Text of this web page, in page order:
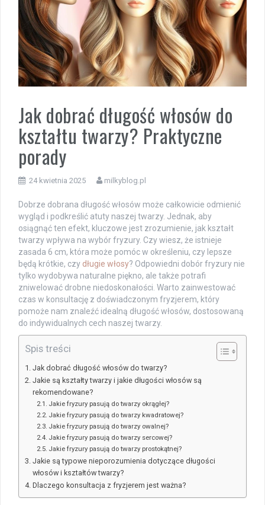
Jak dobrać długość włosów do
kształtu twarzy? Praktyczne
porady
24 kwietnia 2025 milkyblog.pl
Dobrze dobrana długość włosów może całkowicie odmienić
wygląd i podkreślić atuty naszej twarzy. Jednak, aby
osiągnąć ten efekt, kluczowe jest zrozumienie, jak kształt
twarzy wpływa na wybór fryzury. Czy wiesz, że istnieje
zasada 6 cm, która może pomóc w określeniu, czy lepsze
będą krótkie, czy długie włosy? Odpowiedni dobór fryzury nie
tylko wydobywa naturalne piękno, ale także potrafi
zniwelować drobne niedoskonałości. Warto zainwestować
czas w konsultację z doświadczonym fryzjerem, który
pomoże nam znaleźć idealną długość włosów, dostosowaną
do indywidualnych cech naszej twarzy.
Spis treści
Jak dobrać długość włosów do twarzy?
Jakie są kształty twarzy i jakie długości włosów są
rekomendowane?
Jakie fryzury pasują do twarzy okrągłej?
Jakie fryzury pasują do twarzy kwadratowej?
Jakie fryzury pasują do twarzy owalnej?
Jakie fryzury pasują do twarzy sercowej?
Jakie fryzury pasują do twarzy prostokątnej?
Jakie są typowe nieporozumienia dotyczące długości
włosów i kształtów twarzy?
Dlaczego konsultacja z fryzjerem jest ważna?